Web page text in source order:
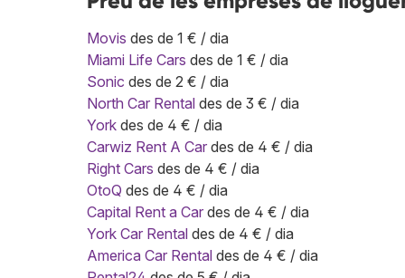
Movis des de 1 € / dia
Miami Life Cars des de 1 € / dia
Sonic des de 2 € / dia
North Car Rental des de 3 € / dia
York des de 4 € / dia
Carwiz Rent A Car des de 4 € / dia
Right Cars des de 4 € / dia
OtoQ des de 4 € / dia
Capital Rent a Car des de 4 € / dia
York Car Rental des de 4 € / dia
America Car Rental des de 4 € / dia